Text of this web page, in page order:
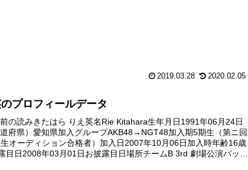
2019.03.28 2020.02.05
プロフィールデータ
の読みきたはら りえ英名Rie Kitahara生年月日1991年06月24日
府県）愛知県加入グループAKB48→NGT48加入期5期生（第ニ回
オーディション合格者）加入日2007年10月06日加入時年齢16歳
目日2008年03月01日お披露目日場所チームB 3rd 劇場公演バック